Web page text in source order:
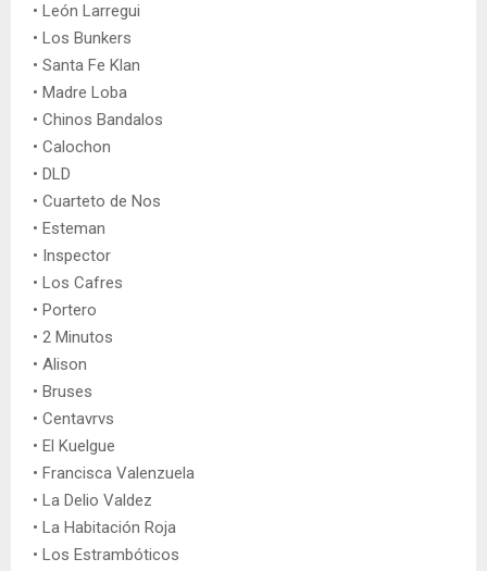
• León Larregui
• Los Bunkers
• Santa Fe Klan
• Madre Loba
• Chinos Bandalos
• Calochon
• DLD
• Cuarteto de Nos
• Esteman
• Inspector
• Los Cafres
• Portero
• 2 Minutos
• Alison
• Bruses
• Centavrvs
• El Kuelgue
• Francisca Valenzuela
• La Delio Valdez
• La Habitación Roja
• Los Estrambóticos